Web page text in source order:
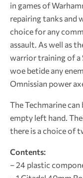
in games of
repairing tanks and
choice for any
assault. As well as
warrior training of a
woe betide any
Omnissian power
The Techmarine
empty left hand.
there is a choice of
Contents:
– 24 plastic